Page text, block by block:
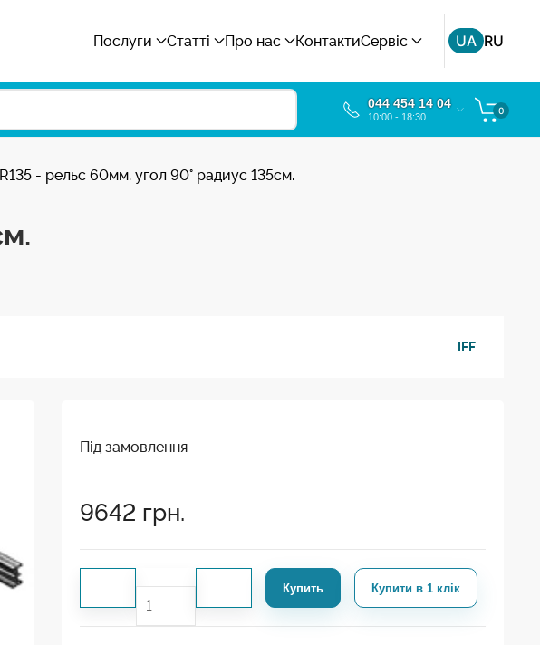
Послуги Статті Про нас КонтактиСервіс UA RU
044 454 14 04
10:00 - 18:30
0
- рельс 60мм. угол 90° радиус 135см.
IFF
Під замовлення
9642 грн.
Купить Купити в 1 клік